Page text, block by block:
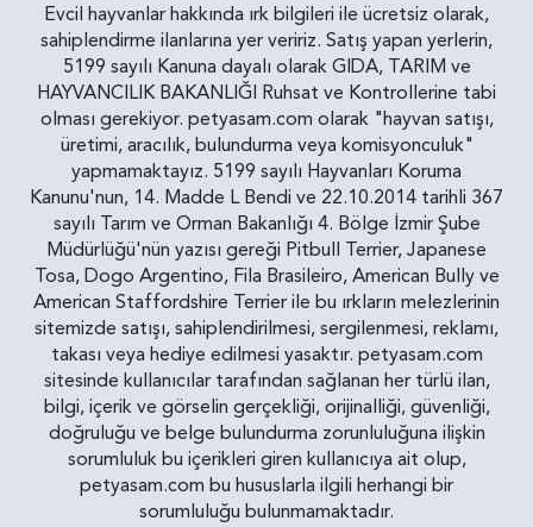
Evcil hayvanlar hakkında ırk bilgileri ile ücretsiz olarak,
sahiplendirme ilanlarına yer veririz. Satış yapan yerlerin,
5199 sayılı Kanuna dayalı olarak GIDA, TARIM ve
HAYVANCILIK BAKANLIĞI Ruhsat ve Kontrollerine tabi
olması gerekiyor. petyasam.com olarak "hayvan satışı,
üretimi, aracılık, bulundurma veya komisyonculuk"
yapmamaktayız. 5199 sayılı Hayvanları Koruma
Kanunu'nun, 14. Madde L Bendi ve 22.10.2014 tarihli 367
sayılı Tarım ve Orman Bakanlığı 4. Bölge İzmir Şube
Müdürlüğü'nün yazısı gereği Pitbull Terrier, Japanese
Tosa, Dogo Argentino, Fila Brasileiro, American Bully ve
American Staffordshire Terrier ile bu ırkların melezlerinin
sitemizde satışı, sahiplendirilmesi, sergilenmesi, reklamı,
takası veya hediye edilmesi yasaktır. petyasam.com
sitesinde kullanıcılar tarafından sağlanan her türlü ilan,
bilgi, içerik ve görselin gerçekliği, orijinalliği, güvenliği,
doğruluğu ve belge bulundurma zorunluluğuna ilişkin
sorumluluk bu içerikleri giren kullanıcıya ait olup,
petyasam.com bu hususlarla ilgili herhangi bir
sorumluluğu bulunmamaktadır.